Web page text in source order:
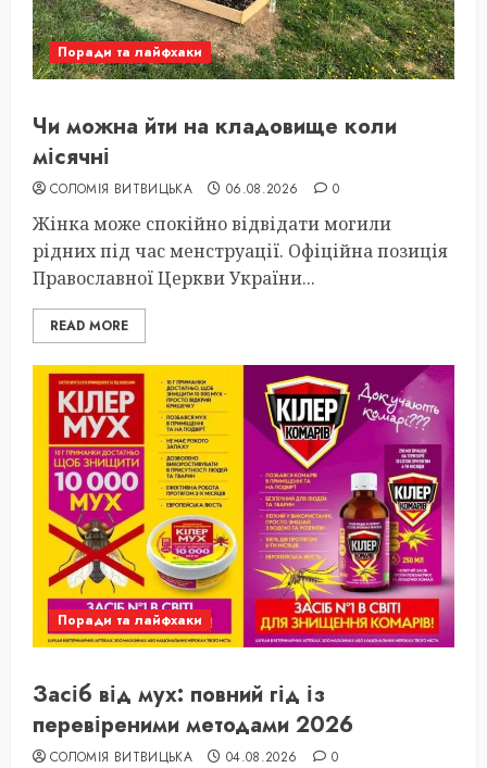
Поради та лайфхаки
Чи можна йти на кладовище коли
місячні
СОЛОМІЯ ВИТВИЦЬКА 06.08.2026 0
Жінка може спокійно відвідати могили
рідних під час менструації. Офіційна позиція
Православної Церкви України...
READ MORE
Поради та лайфхаки
Засіб від мух: повний гід із
перевіреними методами 2026
СОЛОМІЯ ВИТВИЦЬКА 04.08.2026 0